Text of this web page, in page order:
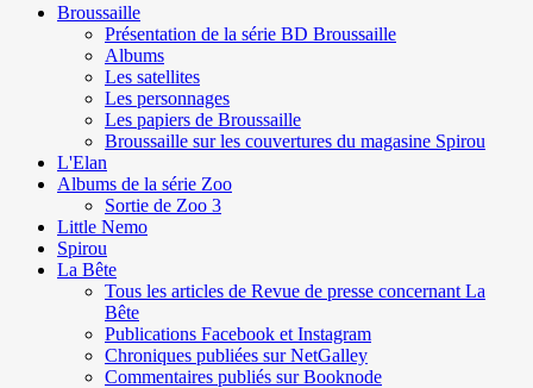
Broussaille
Présentation de la série BD Broussaille
Albums
Les satellites
Les personnages
Les papiers de Broussaille
Broussaille sur les couvertures du magasine Spirou
L'Elan
Albums de la série Zoo
Sortie de Zoo 3
Little Nemo
Spirou
La Bête
Tous les articles de Revue de presse concernant La
Bête
Publications Facebook et Instagram
Chroniques publiées sur NetGalley
Commentaires publiés sur Booknode